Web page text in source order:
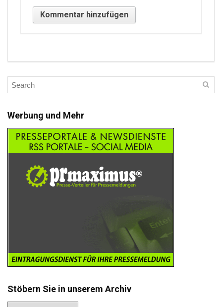
Werbung und Mehr
Stöbern Sie in unserem Archiv